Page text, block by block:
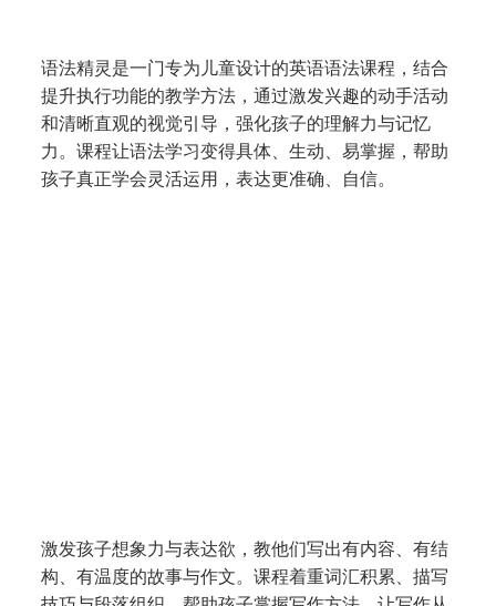
语法精灵是一门专为儿童设计的英语语法课程，结合
提升执行功能的教学方法，通过激发兴趣的动手活动
和清晰直观的视觉引导，强化孩子的理解力与记忆
力。课程让语法学习变得具体、生动、易掌握，帮助
孩子真正学会灵活运用，表达更准确、自信。
激发孩子想象力与表达欲，教他们写出有内容、有结
构、有温度的故事与作文。课程着重词汇积累、描写